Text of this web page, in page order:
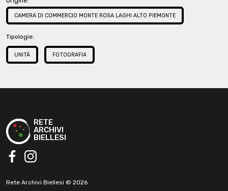
CAMERA DI COMMERCIO MONTE ROSA LAGHI ALTO PIEMONTE
Tipologie:
UNITÀ FOTOGRAFIA
RETE
ARCHIVI
BIELLESI
Rete Archivi Biellesi © 2026